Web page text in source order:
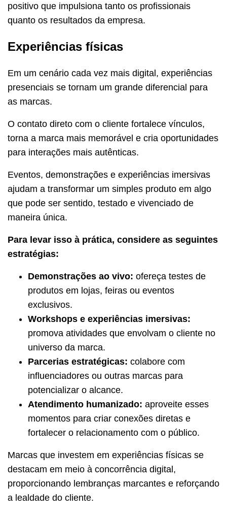
positivo que impulsiona tanto os profissionais
quanto os resultados da empresa.
Experiências físicas
Em um cenário cada vez mais digital, experiências
presenciais se tornam um grande diferencial para
as marcas.
O contato direto com o cliente fortalece vínculos,
torna a marca mais memorável e cria oportunidades
para interações mais autênticas.
Eventos, demonstrações e experiências imersivas
ajudam a transformar um simples produto em algo
que pode ser sentido, testado e vivenciado de
maneira única.
Para levar isso à prática, considere as seguintes
estratégias:
Demonstrações ao vivo: ofereça testes de
produtos em lojas, feiras ou eventos
exclusivos.
Workshops e experiências imersivas:
promova atividades que envolvam o cliente no
universo da marca.
Parcerias estratégicas: colabore com
influenciadores ou outras marcas para
potencializar o alcance.
Atendimento humanizado: aproveite esses
momentos para criar conexões diretas e
fortalecer o relacionamento com o público.
Marcas que investem em experiências físicas se
destacam em meio à concorrência digital,
proporcionando lembranças marcantes e reforçando
a lealdade do cliente.